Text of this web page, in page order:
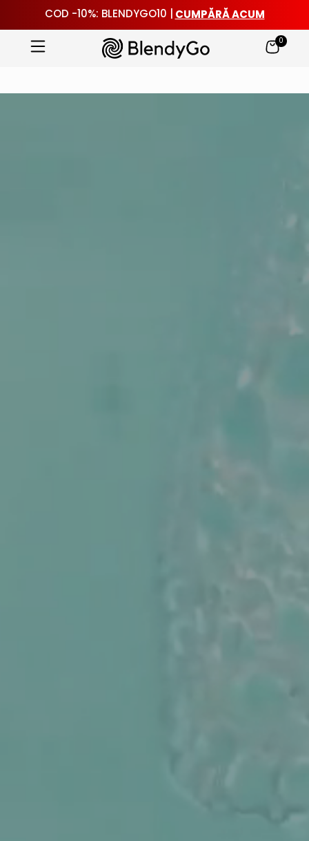
COD -10%: BLENDYGO10 |CUMPĂRĂ ACUM
0